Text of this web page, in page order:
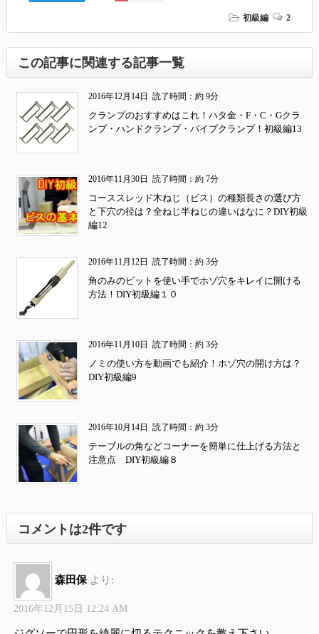
初級編 2
この記事に関連する記事一覧
2016年12月14日 読了時間：約 9分
クランプのおすすめはこれ！ハタ金・F・C・Gクラ
ンプ・ハンドクランプ・パイプクランプ！初級編13
2016年11月30日 読了時間：約 7分
コーススレッド木ねじ（ビス）の種類長さの選び方
と下穴の径は？全ねじ半ねじの違いはなに？DIY初級
編12
2016年11月12日 読了時間：約 3分
角のみのビットを使い手でホゾ穴をキレイに開ける
方法！DIY初級編１０
2016年11月10日 読了時間：約 3分
ノミの使い方を動画でも紹介！ホゾ穴の開け方は？
DIY初級編9
2016年10月14日 読了時間：約 3分
テーブルの角などコーナーを簡単に仕上げる方法と
注意点 DIY初級編８
コメントは2件です
森田保 より:
2016年12月15日 12:24 AM